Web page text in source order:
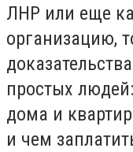
ЛНР или еще
организацию,
простых
дома и
и чем